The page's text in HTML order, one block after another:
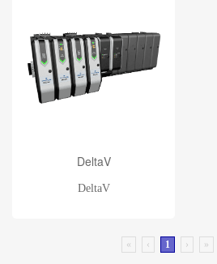
DeltaV
DeltaV
« ‹ 1 › »